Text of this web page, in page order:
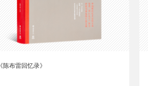
《陈布雷回忆录》